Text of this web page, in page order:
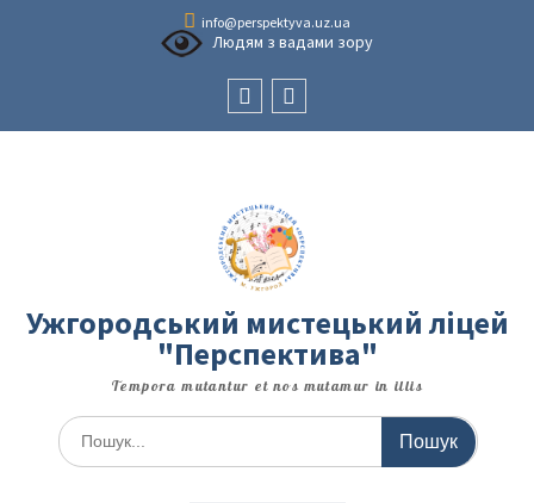
info@perspektyva.uz.ua
Людям з вадами зору
Ужгородський мистецький ліцей
"Перспектива"
Tempora mutantur et nos mutamur in illis
Шукати: